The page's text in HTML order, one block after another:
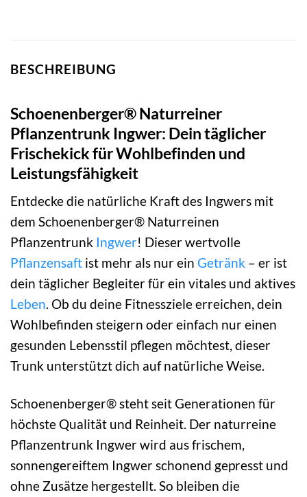
BESCHREIBUNG
Schoenenberger® Naturreiner
Pflanzentrunk Ingwer: Dein täglicher
Frischekick für Wohlbefinden und
Leistungsfähigkeit
Entdecke die natürliche Kraft des Ingwers mit
dem Schoenenberger® Naturreinen
Pflanzentrunk Ingwer! Dieser wertvolle
Pflanzensaft ist mehr als nur ein Getränk – er ist
dein täglicher Begleiter für ein vitales und aktives
Leben. Ob du deine Fitnessziele erreichen, dein
Wohlbefinden steigern oder einfach nur einen
gesunden Lebensstil pflegen möchtest, dieser
Trunk unterstützt dich auf natürliche Weise.
Schoenenberger® steht seit Generationen für
höchste Qualität und Reinheit. Der naturreine
Pflanzentrunk Ingwer wird aus frischem,
sonnengereiftem Ingwer schonend gepresst und
ohne Zusätze hergestellt. So bleiben die